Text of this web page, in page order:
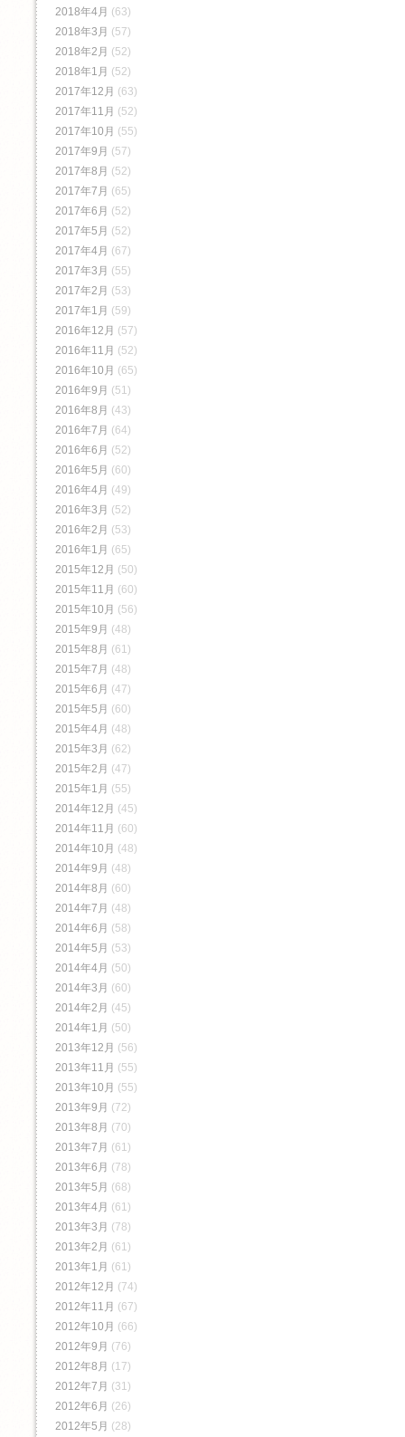
2018年4月 (63)
2018年3月 (57)
2018年2月 (52)
2018年1月 (52)
2017年12月 (63)
2017年11月 (52)
2017年10月 (55)
2017年9月 (57)
2017年8月 (52)
2017年7月 (65)
2017年6月 (52)
2017年5月 (52)
2017年4月 (67)
2017年3月 (55)
2017年2月 (53)
2017年1月 (59)
2016年12月 (57)
2016年11月 (52)
2016年10月 (65)
2016年9月 (51)
2016年8月 (43)
2016年7月 (64)
2016年6月 (52)
2016年5月 (60)
2016年4月 (49)
2016年3月 (52)
2016年2月 (53)
2016年1月 (65)
2015年12月 (50)
2015年11月 (60)
2015年10月 (56)
2015年9月 (48)
2015年8月 (61)
2015年7月 (48)
2015年6月 (47)
2015年5月 (60)
2015年4月 (48)
2015年3月 (62)
2015年2月 (47)
2015年1月 (55)
2014年12月 (45)
2014年11月 (60)
2014年10月 (48)
2014年9月 (48)
2014年8月 (60)
2014年7月 (48)
2014年6月 (58)
2014年5月 (53)
2014年4月 (50)
2014年3月 (60)
2014年2月 (45)
2014年1月 (50)
2013年12月 (56)
2013年11月 (55)
2013年10月 (55)
2013年9月 (72)
2013年8月 (70)
2013年7月 (61)
2013年6月 (78)
2013年5月 (68)
2013年4月 (61)
2013年3月 (78)
2013年2月 (61)
2013年1月 (61)
2012年12月 (74)
2012年11月 (67)
2012年10月 (66)
2012年9月 (76)
2012年8月 (17)
2012年7月 (31)
2012年6月 (26)
2012年5月 (28)